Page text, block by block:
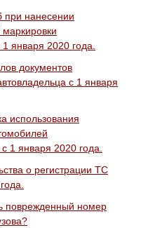
при нанесении
января 2020 года.
документов
с 1 января
использования
1 января 2020 года.
о регистрации ТС
поврежденный номер